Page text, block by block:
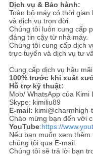
Dịch vụ & Bảo hành:
Toàn bộ máy có thời
và dịch vụ trọn đời.
Chúng tôi luôn cung cấp
đáng tin cậy từ nhà máy.
Chúng tôi cung cấp dịch
trực tuyến và dịch vụ tư
Cung cấp dịch vụ hậu
100% trước khi xuất
Hỗ trợ kỹ thuật:
Mob/ WhatsApp của Kimi
Skype: kimiliu89
E-mail: kimi@charmhigh-
Chào mừng bạn đến với
YouTube:https://
Nếu bạn muốn xem
chúng tôi qua E-mail.
Chúng tôi sẽ trả lời bạn